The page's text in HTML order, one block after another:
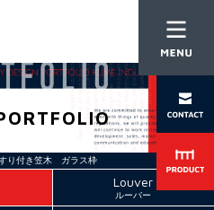
付き笠木 ガラス枠
Louver
ルーバー